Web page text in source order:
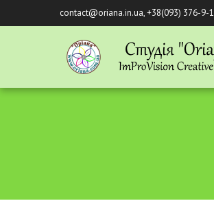
contact@oriana.in.ua, +38(093) 376-9-